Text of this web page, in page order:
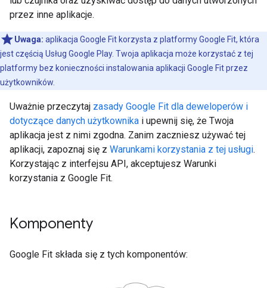
przez inne aplikacje.
Uwaga: aplikacja Google Fit korzysta z platformy Google Fit, która
jest częścią Usług Google Play. Twoja aplikacja może korzystać z tej
platformy bez konieczności instalowania aplikacji Google Fit przez
użytkowników.
Uważnie przeczytaj zasady Google Fit dla deweloperów i
dotyczące danych użytkownika i upewnij się, że Twoja
aplikacja jest z nimi zgodna. Zanim zaczniesz używać tej
aplikacji, zapoznaj się z Warunkami korzystania z tej usługi.
Korzystając z interfejsu API, akceptujesz Warunki
korzystania z Google Fit.
Komponenty
Google Fit składa się z tych komponentów: